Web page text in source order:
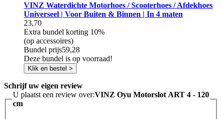
VINZ Waterdichte Motorhoes / Scooterhoes / Afdekhoes
Universeel | Voor Buiten & Binnen | In 4 maten
23,70
Extra bundel korting 10%
(op accessoires)
Bundel prijs59,28
Deze bundel is op voorraad!
Klik en bestel >
Schrijf uw eigen review
U plaatst een review over:VINZ Oyu Motorslot ART 4 - 120
cm